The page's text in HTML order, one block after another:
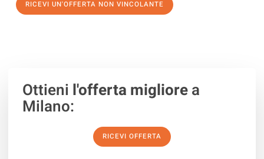
RICEVI UN'OFFERTA NON VINCOLANTE
Ottieni l'offerta migliorea
Milano:
RICEVI OFFERTA